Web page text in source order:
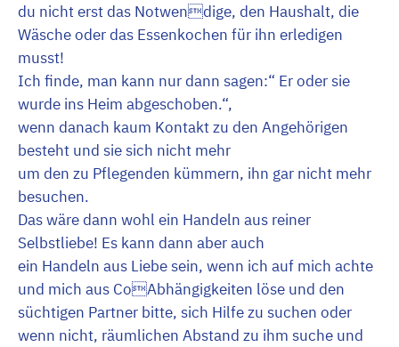
du nicht erst das Notwendige, den Haushalt, die
Wäsche oder das Essenkochen für ihn erledigen
musst!
Ich finde, man kann nur dann sagen:“ Er oder sie
wurde ins Heim abgeschoben.“,
wenn danach kaum Kontakt zu den Angehörigen
besteht und sie sich nicht mehr
um den zu Pflegenden kümmern, ihn gar nicht mehr
besuchen.
Das wäre dann wohl ein Handeln aus reiner
Selbstliebe! Es kann dann aber auch
ein Handeln aus Liebe sein, wenn ich auf mich achte
und mich aus CoAbhängigkeiten löse und den
süchtigen Partner bitte, sich Hilfe zu suchen oder
wenn nicht, räumlichen Abstand zu ihm suche und